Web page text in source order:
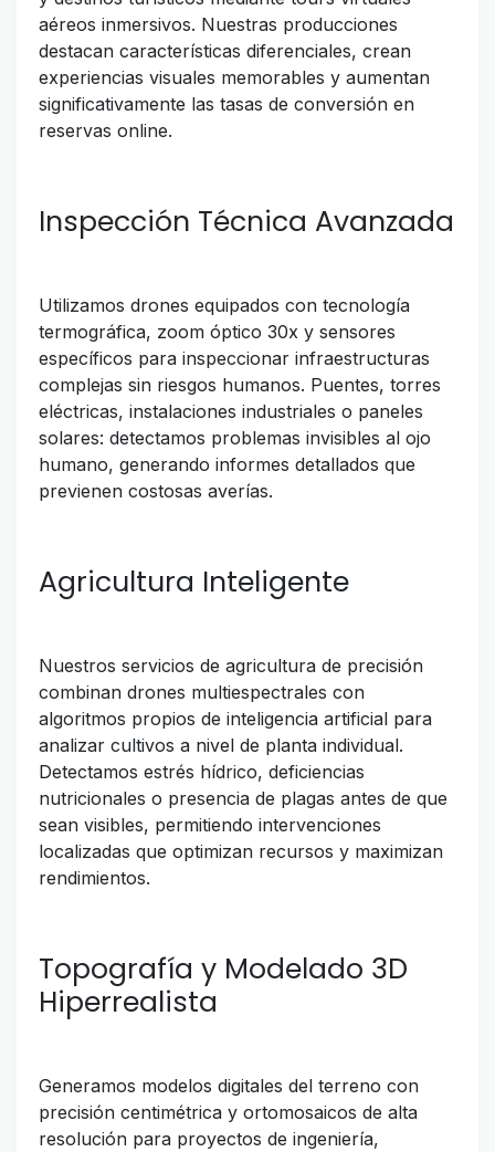
aéreos inmersivos. Nuestras producciones
destacan características diferenciales, crean
experiencias visuales memorables y aumentan
significativamente las tasas de conversión en
reservas online.
Inspección Técnica Avanzada
Utilizamos drones equipados con tecnología
termográfica, zoom óptico 30x y sensores
específicos para inspeccionar infraestructuras
complejas sin riesgos humanos. Puentes, torres
eléctricas, instalaciones industriales o paneles
solares: detectamos problemas invisibles al ojo
humano, generando informes detallados que
previenen costosas averías.
Agricultura Inteligente
Nuestros servicios de agricultura de precisión
combinan drones multiespectrales con
algoritmos propios de inteligencia artificial para
analizar cultivos a nivel de planta individual.
Detectamos estrés hídrico, deficiencias
nutricionales o presencia de plagas antes de que
sean visibles, permitiendo intervenciones
localizadas que optimizan recursos y maximizan
rendimientos.
Topografía y Modelado 3D
Hiperrealista
Generamos modelos digitales del terreno con
precisión centimétrica y ortomosaicos de alta
resolución para proyectos de ingeniería,